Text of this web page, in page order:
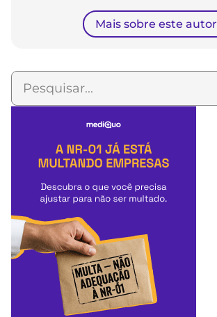
Mais sobre este autor